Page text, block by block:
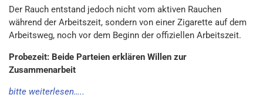
Der Rauch entstand jedoch nicht vom aktiven Rauchen
während der Arbeitszeit, sondern von einer Zigarette auf dem
Arbeitsweg, noch vor dem Beginn der offiziellen Arbeitszeit.
Probezeit: Beide Parteien erklären Willen zur
Zusammenarbeit
bitte weiterlesen…..